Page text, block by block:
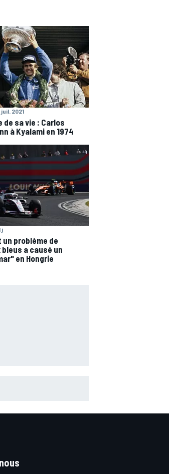
juil. 2021
de sa vie : Carlos
à Kyalami en 1974
j
un problème de
a causé un
en Hongrie